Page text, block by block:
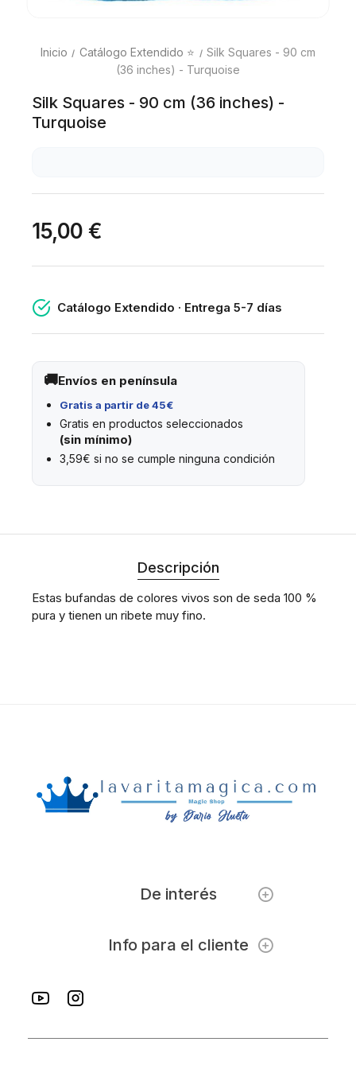
Inicio Catálogo Extendido ⭐
Silk Squares - 90 cm
(36 inches) - Turquoise
Silk Squares - 90 cm (36 inches) -
Turquoise
15,00 €
Catálogo Extendido · Entrega 5-7 días
Envíos en península
Gratis a partir de 45€
Gratis en productos seleccionados
(sin mínimo)
3,59€ si no se cumple ninguna condición
Descripción
Estas bufandas de colores vivos son de seda 100 %
pura y tienen un ribete muy fino.
De interés
Info para el cliente